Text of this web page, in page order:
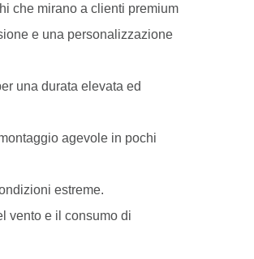
che mirano a clienti premium
e una personalizzazione
una durata elevata ed
agevole in pochi
estreme.
vento e il consumo di